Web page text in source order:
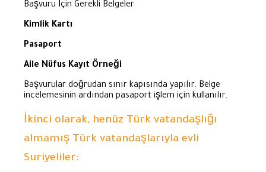
Başvuru İçin Gerekli Belgeler
Kimlik Kartı
Pasaport
Aile Nüfus Kayıt Örneği
Başvurular doğrudan sınır kapısında yapılır. Belge
incelemesinin ardından pasaport işlem için kullanılır.
İkinci olarak, henüz Türk vatandaşlığı
almamış Türk vatandaşlarıyla evli
Suriyeliler: